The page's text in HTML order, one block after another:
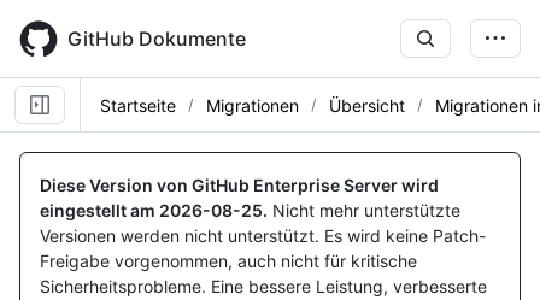
main
content
GitHub Dokumente
Startseite Migrationen Übersicht Migrationen
Diese Version von GitHub Enterprise Server wird
eingestellt am 2026-08-25. Nicht mehr unterstützte
Versionen werden nicht unterstützt. Es wird keine Patch-
Freigabe vorgenommen, auch nicht für kritische
Sicherheitsprobleme. Eine bessere Leistung, verbesserte